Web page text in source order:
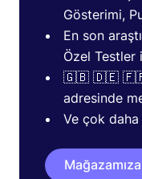
Gösterimi,
En son
Özel
🇬🇧 🇩🇪
adresinde
Ve çok daha